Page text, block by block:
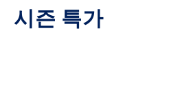
시즌 특가